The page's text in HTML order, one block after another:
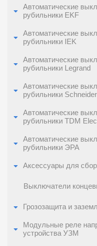
Автоматические
рубильники EKF
Автоматические
рубильники IEK
Автоматические
рубильники Legrand
Автоматические
рубильники
Автоматические
рубильники TDM
Автоматические
рубильники ЭРА
Аксессуары для
Выключатели
Грозозащита и
Модульные реле
устройства УЗМ